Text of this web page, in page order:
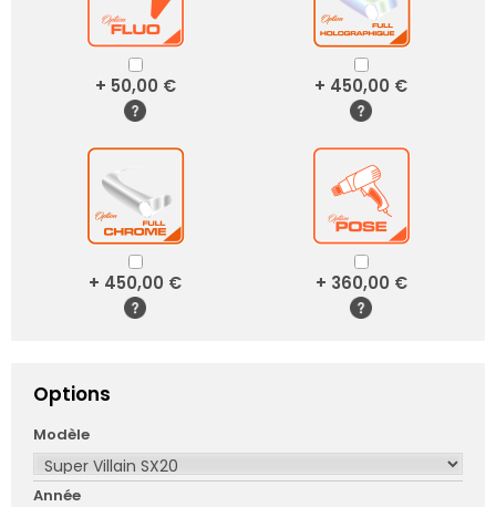
+ 50,00 € + 450,00 €
+ 450,00 € + 360,00 €
Options
Modèle
Année